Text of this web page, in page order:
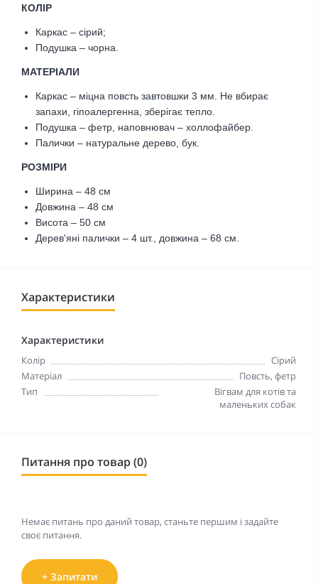
КОЛІР
Каркас – сірий;
Подушка – чорна.
МАТЕРІАЛИ
Каркас – міцна повсть завтовшки 3 мм. Не вбирає
запахи, гіпоалергенна, зберігає тепло.
Подушка – фетр, наповнювач – холлофайбер.
Палички – натуральне дерево, бук.
РОЗМІРИ
Ширина – 48 см
Довжина – 48 см
Висота – 50 см
Дерев'яні палички – 4 шт., довжина – 68 см.
Характеристики
Характеристики
Колір
Сірий
Матеріал
Повсть, фетр
Тип
Вігвам для котів та
маленьких собак
Питання про товар (0)
Немає питань про даний товар, станьте першим і задайте
своє питання.
+ Запитати